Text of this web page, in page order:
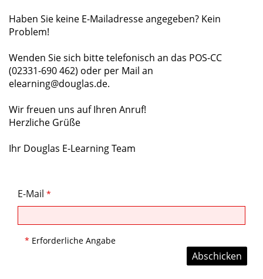
Haben Sie keine E-Mailadresse angegeben? Kein
Problem!
Wenden Sie sich bitte telefonisch an das POS-CC
(02331-690 462) oder per Mail an
elearning@douglas.de.
Wir freuen uns auf Ihren Anruf!
Herzliche Grüße
Ihr Douglas E-Learning Team
E-Mail *
* Erforderliche Angabe